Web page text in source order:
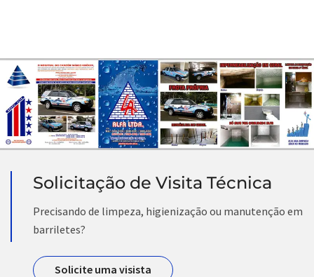
Solicitação de Visita Técnica
Precisando de limpeza, higienização ou manutenção em
barriletes?
Solicite uma visista